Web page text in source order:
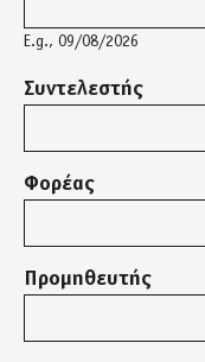
E.g., 09/08/2026
Συντελεστής
Φορέας
Προμηθευτής